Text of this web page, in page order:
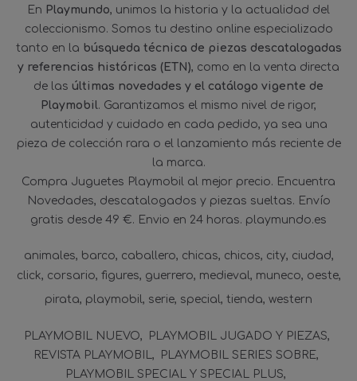
En Playmundo, unimos la historia y la actualidad del
coleccionismo. Somos tu destino online especializado
tanto en la búsqueda técnica de piezas descatalogadas
y referencias históricas (ETN), como en la venta directa
de las últimas novedades y el catálogo vigente de
Playmobil. Garantizamos el mismo nivel de rigor,
autenticidad y cuidado en cada pedido, ya sea una
pieza de colección rara o el lanzamiento más reciente de
la marca.
Compra Juguetes Playmobil al mejor precio. Encuentra
Novedades, descatalogados y piezas sueltas. Envío
gratis desde 49 €. Envio en 24 horas. playmundo.es
animales barco caballero chicas chicos city ciudad
click corsario figures guerrero medieval muneco oeste
pirata playmobil serie special tienda western
PLAYMOBIL NUEVO
PLAYMOBIL JUGADO Y PIEZAS
REVISTA PLAYMOBIL
PLAYMOBIL SERIES SOBRE
PLAYMOBIL SPECIAL Y SPECIAL PLUS